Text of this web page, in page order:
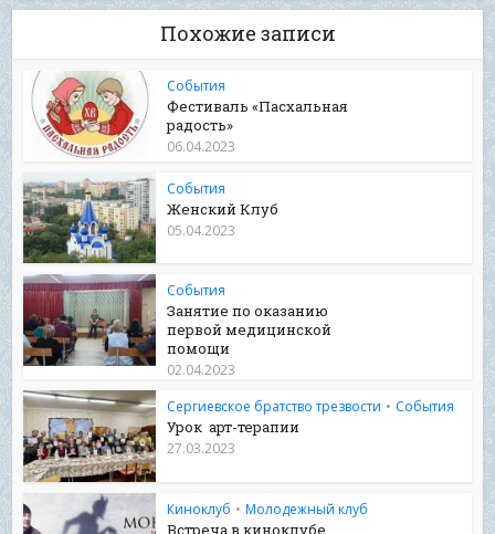
Похожие записи
События
Фестиваль «Пасхальная
радость»
06.04.2023
События
Женский Клуб
05.04.2023
События
Занятие по оказанию
первой медицинской
помощи
02.04.2023
Сергиевское братство трезвости • События
Урок арт-терапии
27.03.2023
Киноклуб • Молодежный клуб
Встреча в киноклубе